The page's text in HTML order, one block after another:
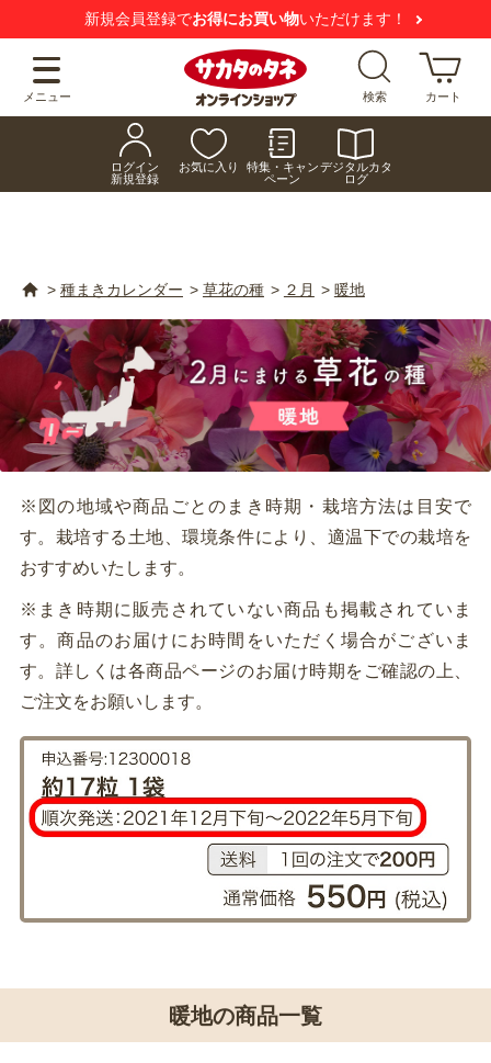
新規会員登録でお得にお買い物いただけます！
メニュー 検索 カート
ログイン
新規登録
お気に入り
特集・キャン
ペーン
デジタルカタ
ログ
> 種まきカレンダー > 草花の種 > ２月 > 暖地
※図の地域や商品ごとのまき時期・栽培方法は目安で
す。栽培する土地、環境条件により、適温下での栽培を
おすすめいたします。
※まき時期に販売されていない商品も掲載されていま
す。商品のお届けにお時間をいただく場合がございま
す。詳しくは各商品ページのお届け時期をご確認の上、
ご注文をお願いします。
暖地の商品一覧